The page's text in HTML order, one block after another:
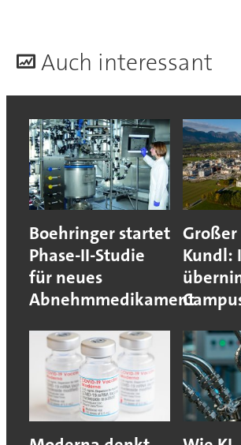
Auch interessant
Boehringer startet
Phase-II-Studie
für neues
Abnehmmedikament
Kundl: